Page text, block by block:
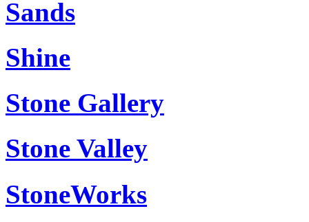
Sands
Shine
Stone Gallery
Stone Valley
StoneWorks